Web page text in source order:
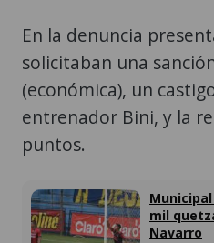
En la denuncia
solicitaban una
(económica), un
entrenador Bini, y la
puntos.
mil
Navarro